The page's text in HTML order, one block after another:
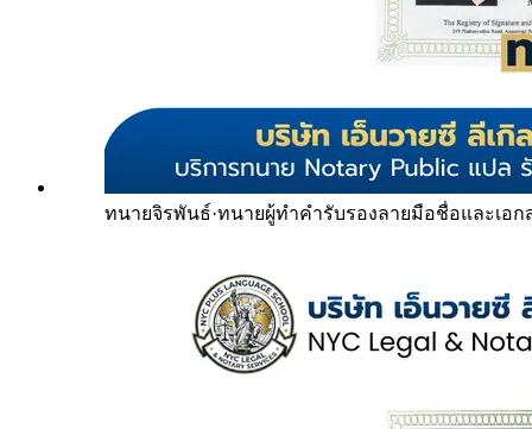
ทนายจิรพันธ์·ทนายผู้ทำคำรับรองลายมือชื่อและเอก